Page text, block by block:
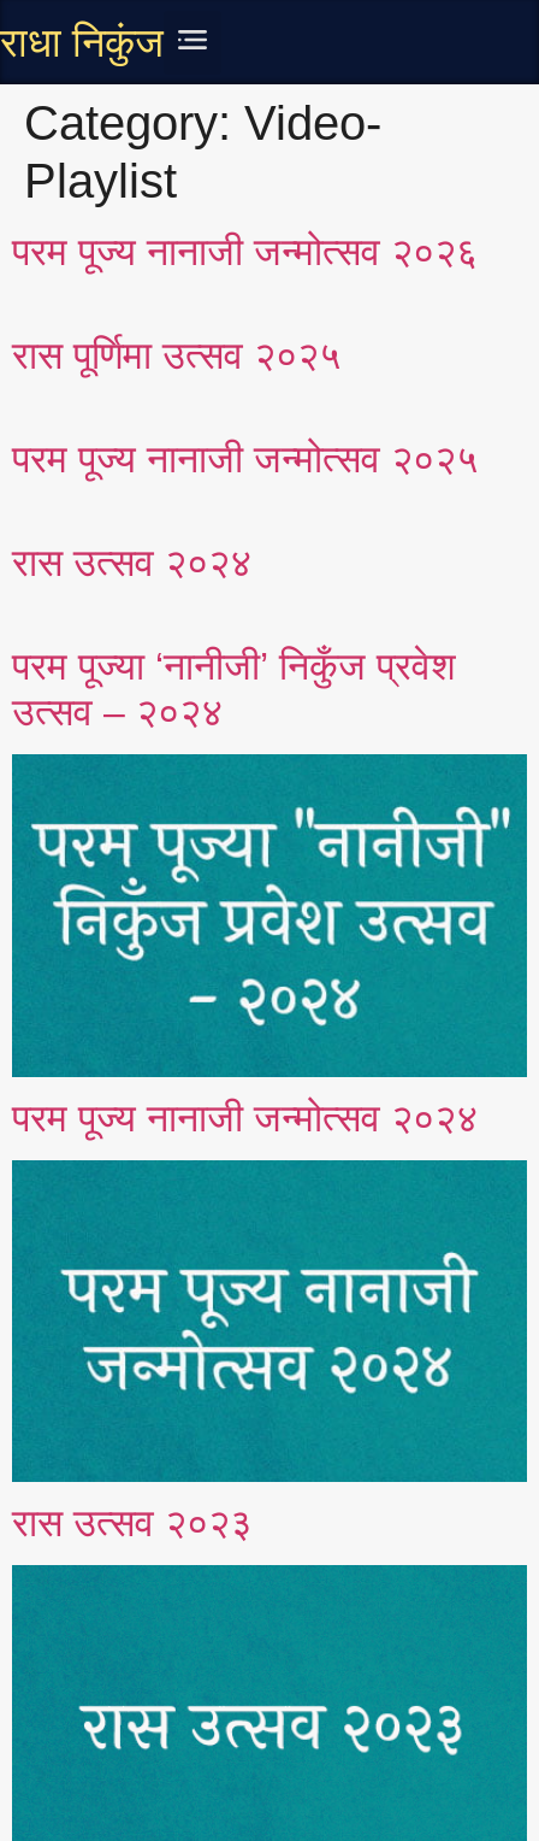
राधा निकुंज
Category: Video-
Playlist
परम पूज्य नानाजी जन्मोत्सव २०२६
रास पूर्णिमा उत्सव २०२५
परम पूज्य नानाजी जन्मोत्सव २०२५
रास उत्सव २०२४
परम पूज्या ‘नानीजी’ निकुँज प्रवेश
उत्सव – २०२४
परम पूज्य नानाजी जन्मोत्सव २०२४
रास उत्सव २०२३